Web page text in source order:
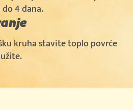
4 dana.
kruha stavite toplo povrće